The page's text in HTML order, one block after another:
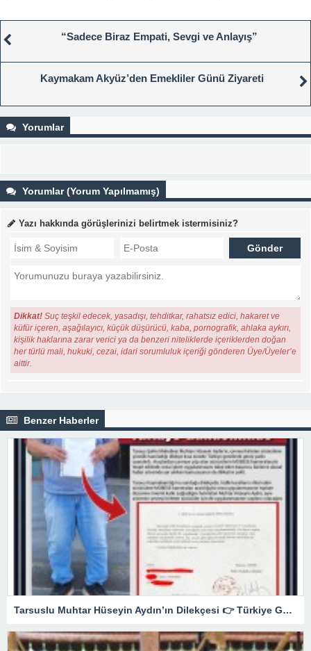
“Sadece Biraz Empati, Sevgi ve Anlayış”
Kaymakam Akyüz’den Emekliler Günü Ziyareti
Yorumlar
Yorumlar (Yorum Yapılmamış)
Yazı hakkında görüşlerinizi belirtmek istermisiniz?
Dikkat! Suç teşkil edecek, yasadışı, tehditkar, rahatsız edici, hakaret ve
küfür içeren, aşağılayıcı, küçük düşürücü, kaba, pornografik, ahlaka aykırı,
kişilik haklarına zarar verici ya da benzeri niteliklerde içeriklerden doğan
her türlü mali, hukuki, cezai, idari sorumluluk içeriği gönderen Üye/Üyeler’e
aittir.
Benzer Haberler
Tarsuslu Muhtar Hüseyin Aydın’ın Dilekçesi 👉 Türkiye Gündeminde